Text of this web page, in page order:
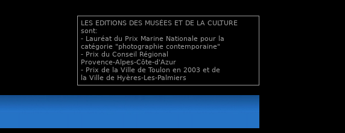
LES EDITIONS DES MUSÉES ET DE LA CULTURE
sont:
- Lauréat du Prix Marine Nationale pour la
catégorie "photographie contemporaine"
- Prix du Conseil Régional
Provence-Alpes-Côte-d'Azur
- Prix de la Ville de Toulon en 2003 et de
la Ville de Hyères-Les-Palmiers